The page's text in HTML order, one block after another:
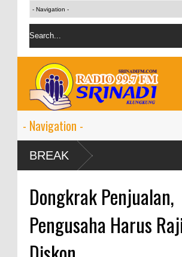
BREAK
tumbuh 9-11
Dongkrak Penjualan,
Pengusaha Harus